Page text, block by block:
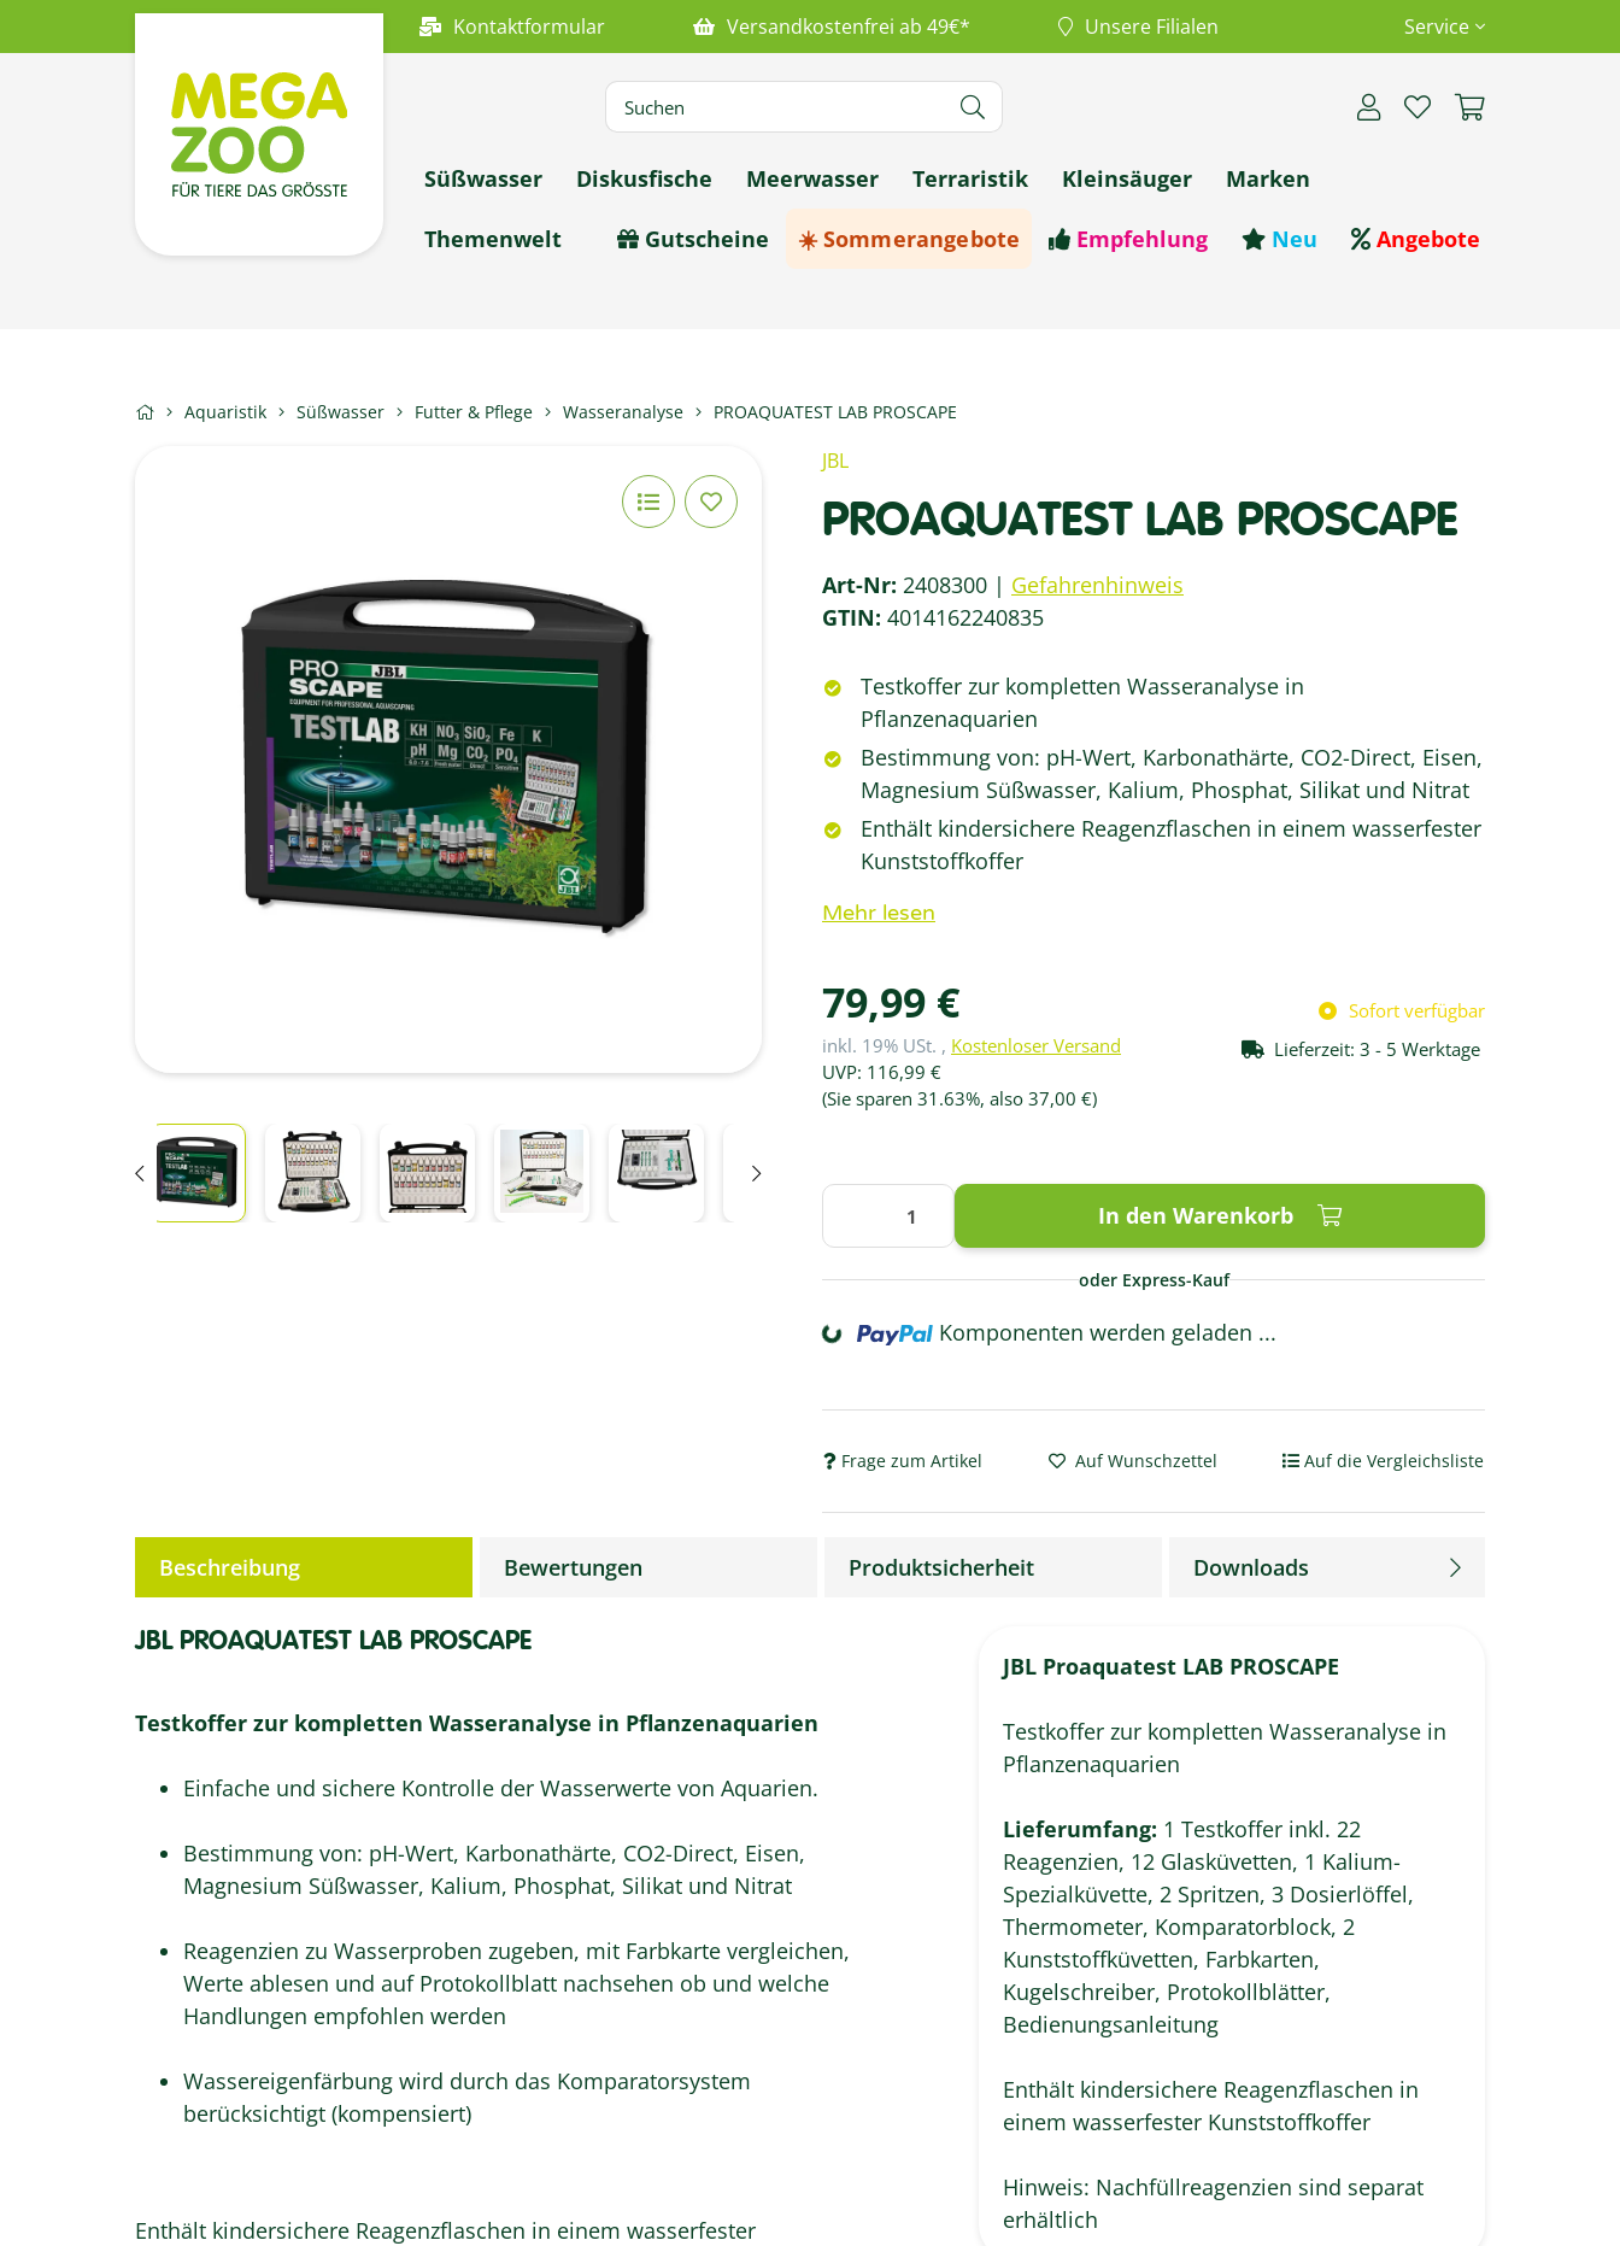
Kontaktformular Versandkostenfrei ab 49€* Unsere Filialen Service
Süßwasser Diskusfische Meerwasser Terraristik Kleinsäuger Marken
Themenwelt Gutscheine ☀️ Sommerangebote Empfehlung Neu Angebote
Aquaristik Süßwasser Futter & Pflege Wasseranalyse PROAQUATEST LAB PROSCAPE
JBL
PROAQUATEST LAB PROSCAPE
Art-Nr: 2408300
Gefahrenhinweis
GTIN: 4014162240835
Testkoffer zur kompletten Wasseranalyse in
Pflanzenaquarien
Bestimmung von: pH-Wert, Karbonathärte, CO2-Direct, Eisen,
Magnesium Süßwasser, Kalium, Phosphat, Silikat und Nitrat
Enthält kindersichere Reagenzflaschen in einem wasserfester
Kunststoffkoffer
Mehr lesen
79,99 €
inkl. 19% USt. , Kostenloser Versand
UVP: 116,99 €
(Sie sparen 31.63%, also 37,00 €)
Sofort verfügbar
Lieferzeit: 3 - 5 Werktage
In den Warenkorb
oder Express-Kauf
Loading... Komponenten werden geladen ...
Frage zum Artikel Auf Wunschzettel Auf die Vergleichsliste
weitere Registerkarten anzeigen
Beschreibung Bewertungen Produktsicherheit Downloads
JBL PROAQUATEST LAB PROSCAPE
Testkoffer zur kompletten Wasseranalyse in Pflanzenaquarien
Einfache und sichere Kontrolle der Wasserwerte von Aquarien.
Bestimmung von: pH-Wert, Karbonathärte, CO2-Direct, Eisen,
Magnesium Süßwasser, Kalium, Phosphat, Silikat und Nitrat
Reagenzien zu Wasserproben zugeben, mit Farbkarte vergleichen,
Werte ablesen und auf Protokollblatt nachsehen ob und welche
Handlungen empfohlen werden
Wassereigenfärbung wird durch das Komparatorsystem
berücksichtigt (kompensiert)
Enthält kindersichere Reagenzflaschen in einem wasserfester
JBL Proaquatest LAB PROSCAPE
Testkoffer zur kompletten Wasseranalyse in
Pflanzenaquarien
Lieferumfang: 1 Testkoffer inkl. 22
Reagenzien, 12 Glasküvetten, 1 Kalium-
Spezialküvette, 2 Spritzen, 3 Dosierlöffel,
Thermometer, Komparatorblock, 2
Kunststoffküvetten, Farbkarten,
Kugelschreiber, Protokollblätter,
Bedienungsanleitung
Enthält kindersichere Reagenzflaschen in
einem wasserfester Kunststoffkoffer
Hinweis: Nachfüllreagenzien sind separat
erhältlich